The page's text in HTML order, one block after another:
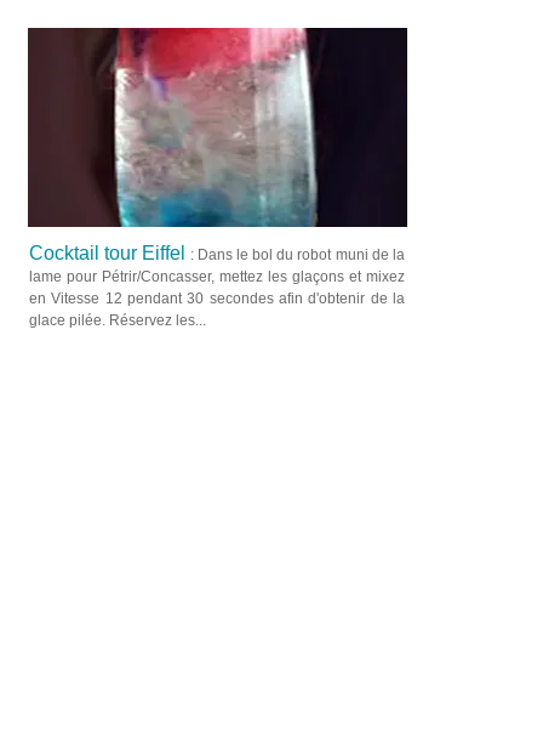
Cocktail tour Eiffel
: Dans le bol du robot muni de la
lame pour Pétrir/Concasser, mettez les glaçons et mixez
en Vitesse 12 pendant 30 secondes afin d'obtenir de la
glace pilée. Réservez les...